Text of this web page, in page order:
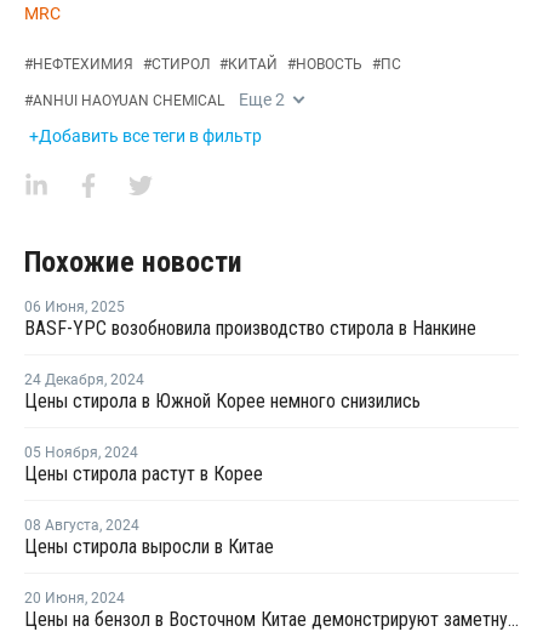
MRC
#НЕФТЕХИМИЯ #СТИРОЛ #КИТАЙ #НОВОСТЬ #ПС
#ANHUI HAOYUAN CHEMICAL Еще2
+Добавить все теги в фильтр
Похожие новости
06 Июня, 2025
BASF-YPC возобновила производство стирола в Нанкине
24 Декабря, 2024
Цены стирола в Южной Корее немного снизились
05 Ноября, 2024
Цены стирола растут в Корее
08 Августа, 2024
Цены стирола выросли в Китае
20 Июня, 2024
Цены на бензол в Восточном Китае демонстрируют заметную тенденцию к росту